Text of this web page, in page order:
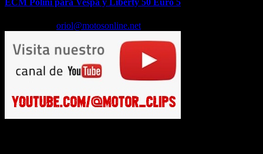
ECM Polini para Vespa y Liberty 50 Euro 5
oriol@motosonline.net